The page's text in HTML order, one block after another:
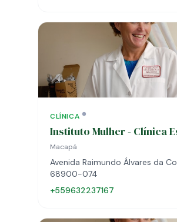
CLÍNICA
Instituto Mulher - Clínica
Macapá
Avenida Raimundo Álvares da
68900-074
+559632237167